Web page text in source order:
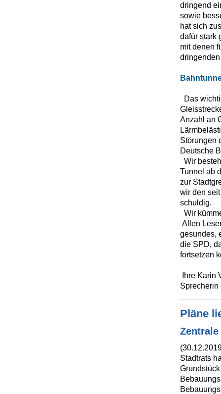
dringend
sowie
hat sich
dafür stark
mit denen
Das
Anzahl an
Störungen
Deutsche
Wir
Tunnel ab
zur
wir den
schuldig.
Wir
Allen
gesundes,
die SPD,
fortsetzen
Ihre Karin
Sprecherin
Pläne
Stadtrats